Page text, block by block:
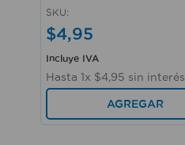
SKU:
$4,95
Incluye IVA
Hasta 1x $4,95 sin interés
AGREGAR